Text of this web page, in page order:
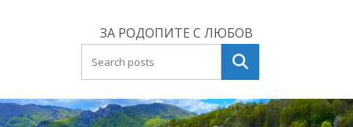
ЗА РОДОПИТЕ С ЛЮБОВ
Търсене